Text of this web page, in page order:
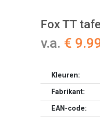
Fox TT
v.a. €
Kleuren:
Fabrikant:
EAN-code: